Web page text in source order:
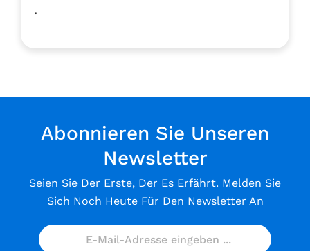
.
Abonnieren Sie Unseren
Newsletter
Seien Sie Der Erste, Der Es Erfährt. Melden Sie
Sich Noch Heute Für Den Newsletter An